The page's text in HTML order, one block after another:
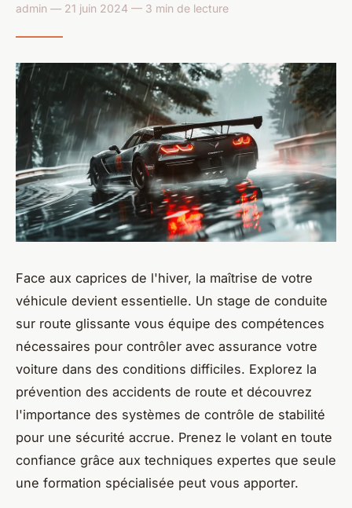
admin — 21 juin 2024 — 3 min de lecture
Face aux caprices de l'hiver, la maîtrise de votre
véhicule devient essentielle. Un stage de conduite
sur route glissante vous équipe des compétences
nécessaires pour contrôler avec assurance votre
voiture dans des conditions difficiles. Explorez la
prévention des accidents de route et découvrez
l'importance des systèmes de contrôle de stabilité
pour une sécurité accrue. Prenez le volant en toute
confiance grâce aux techniques expertes que seule
une formation spécialisée peut vous apporter.